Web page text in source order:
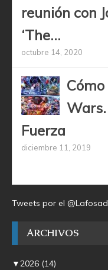
reunión con
‘The...
octubre 14, 2020
Wars.
Fuerza
diciembre 11, 2019
Tweets por el
ARCHIVOS
▼2026 (14)